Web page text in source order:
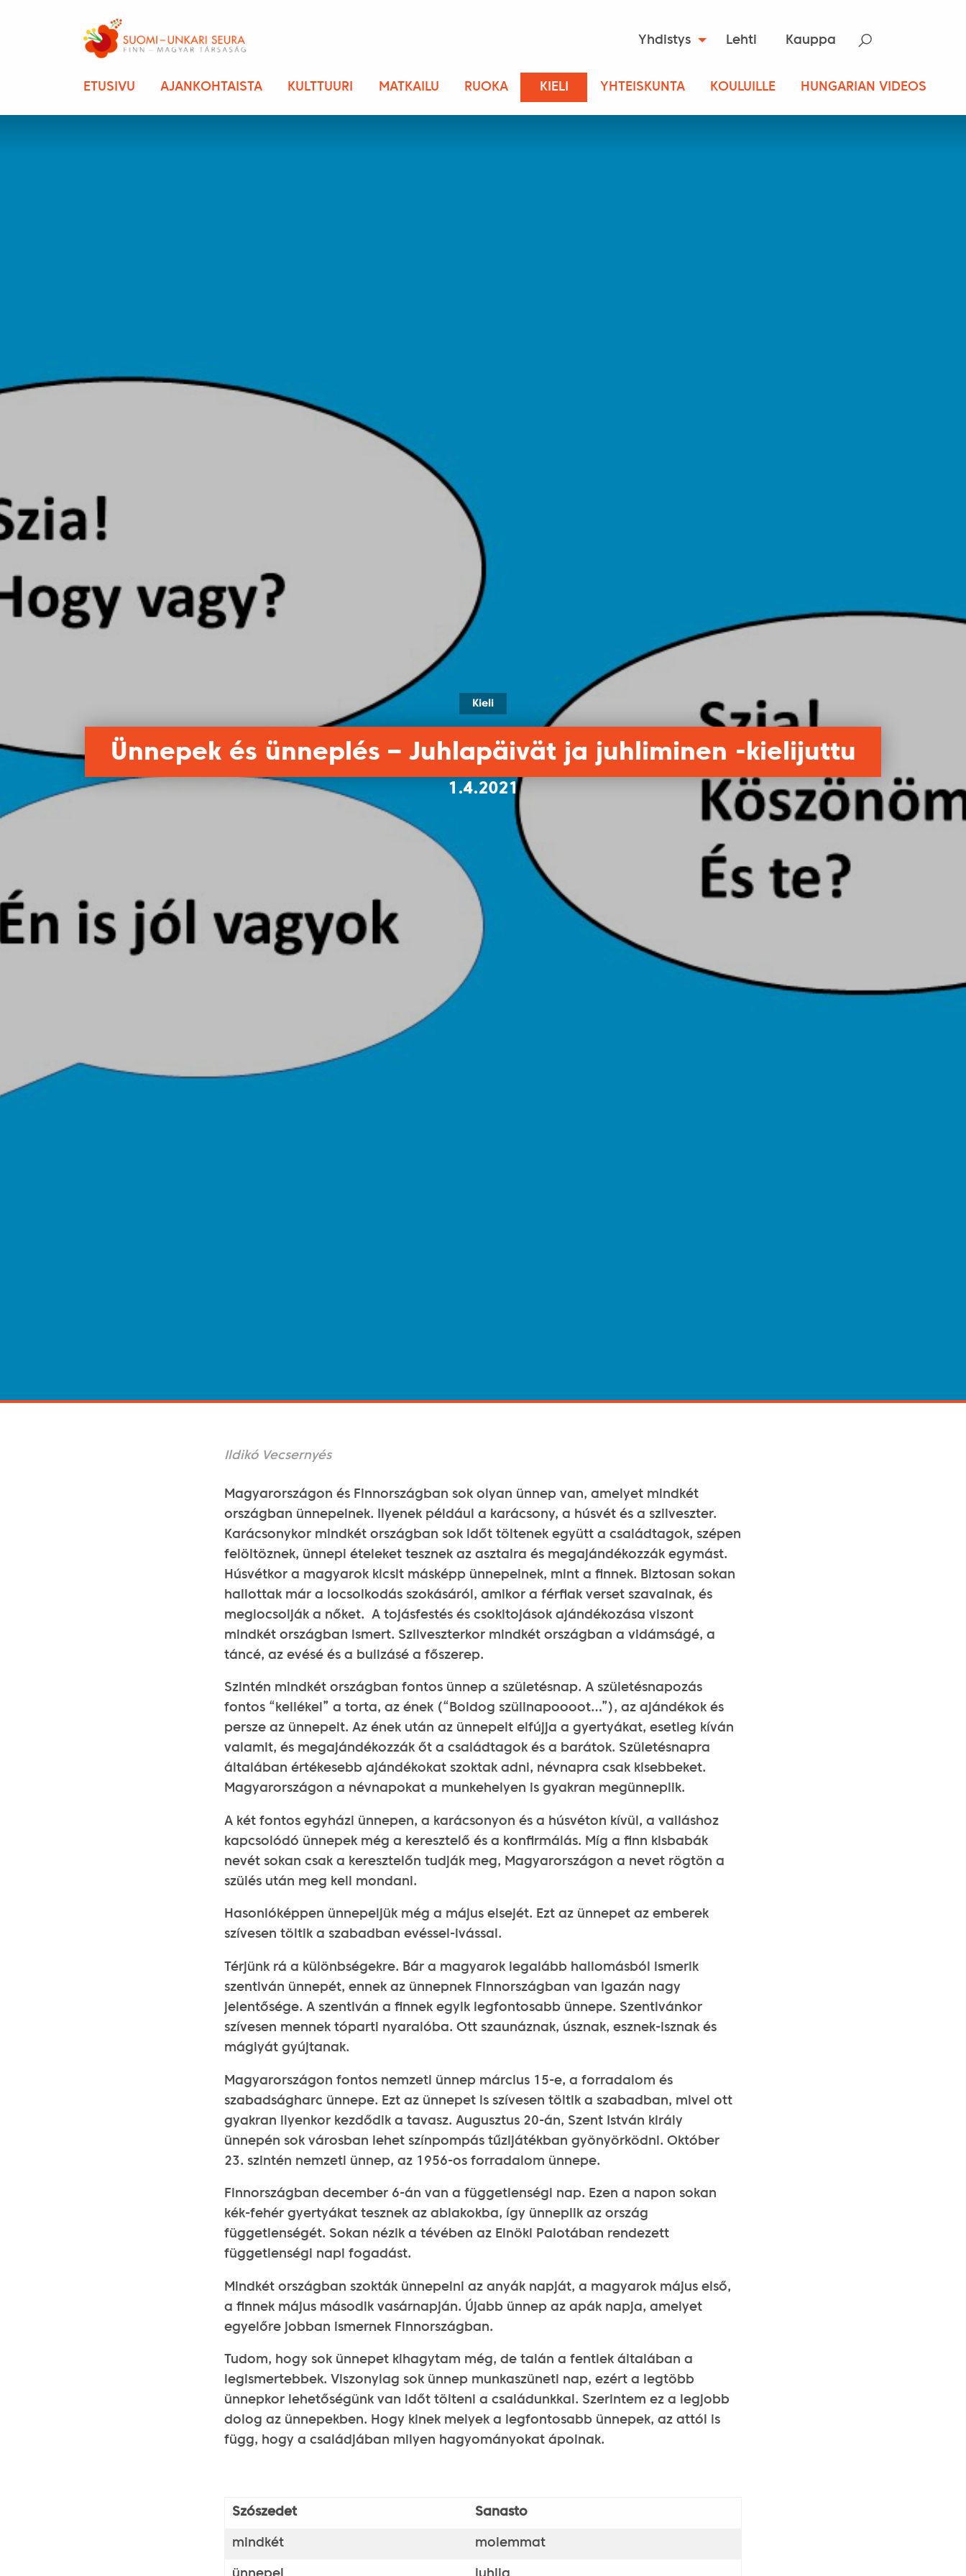
Yhdistys Lehti Kauppa
ETUSIVU AJANKOHTAISTA KULTTUURI MATKAILU RUOKA KIELI YHTEISKUNTA KOULUILLE HUNGARIAN VIDEOS
Kieli
Ünnepek és ünneplés – Juhlapäivät ja juhliminen -kielijuttu
1.4.2021
Ildikó Vecsernyés
Magyarországon és Finnországban sok olyan ünnep van, amelyet mindkét
országban ünnepelnek. Ilyenek például a karácsony, a húsvét és a szilveszter.
Karácsonykor mindkét országban sok időt töltenek együtt a családtagok, szépen
felöltöznek, ünnepi ételeket tesznek az asztalra és megajándékozzák egymást.
Húsvétkor a magyarok kicsit másképp ünnepelnek, mint a finnek. Biztosan sokan
hallottak már a locsolkodás szokásáról, amikor a férfiak verset szavalnak, és
meglocsolják a nőket. A tojásfestés és csokitojások ajándékozása viszont
mindkét országban ismert. Szilveszterkor mindkét országban a vidámságé, a
táncé, az evésé és a bulizásé a főszerep.
Szintén mindkét országban fontos ünnep a születésnap. A születésnapozás
fontos “kellékei” a torta, az ének (“Boldog szülinapoooot…”), az ajándékok és
persze az ünnepelt. Az ének után az ünnepelt elfújja a gyertyákat, esetleg kíván
valamit, és megajándékozzák őt a családtagok és a barátok. Születésnapra
általában értékesebb ajándékokat szoktak adni, névnapra csak kisebbeket.
Magyarországon a névnapokat a munkehelyen is gyakran megünneplik.
A két fontos egyházi ünnepen, a karácsonyon és a húsvéton kívül, a valláshoz
kapcsolódó ünnepek még a keresztelő és a konfirmálás. Míg a finn kisbabák
nevét sokan csak a keresztelőn tudják meg, Magyarországon a nevet rögtön a
szülés után meg kell mondani.
Hasonlóképpen ünnepeljük még a május elsejét. Ezt az ünnepet az emberek
szívesen töltik a szabadban evéssel-ivással.
Térjünk rá a különbségekre. Bár a magyarok legalább hallomásból ismerik
szentiván ünnepét, ennek az ünnepnek Finnországban van igazán nagy
jelentősége. A szentiván a finnek egyik legfontosabb ünnepe. Szentivánkor
szívesen mennek tóparti nyaralóba. Ott szaunáznak, úsznak, esznek-isznak és
máglyát gyújtanak.
Magyarországon fontos nemzeti ünnep március 15-e, a forradalom és
szabadságharc ünnepe. Ezt az ünnepet is szívesen töltik a szabadban, mivel ott
gyakran ilyenkor kezdődik a tavasz. Augusztus 20-án, Szent István király
ünnepén sok városban lehet színpompás tűzijátékban gyönyörködni. Október
23. szintén nemzeti ünnep, az 1956-os forradalom ünnepe.
Finnországban december 6-án van a függetlenségi nap. Ezen a napon sokan
kék-fehér gyertyákat tesznek az ablakokba, így ünneplik az ország
függetlenségét. Sokan nézik a tévében az Elnöki Palotában rendezett
függetlenségi napi fogadást.
Mindkét országban szokták ünnepelni az anyák napját, a magyarok május első,
a finnek május második vasárnapján. Újabb ünnep az apák napja, amelyet
egyelőre jobban ismernek Finnországban.
Tudom, hogy sok ünnepet kihagytam még, de talán a fentiek általában a
legismertebbek. Viszonylag sok ünnep munkaszüneti nap, ezért a legtöbb
ünnepkor lehetőségünk van időt tölteni a családunkkal. Szerintem ez a legjobb
dolog az ünnepekben. Hogy kinek melyek a legfontosabb ünnepek, az attól is
függ, hogy a családjában milyen hagyományokat ápolnak.
Szószedet Sanasto
mindkét molemmat